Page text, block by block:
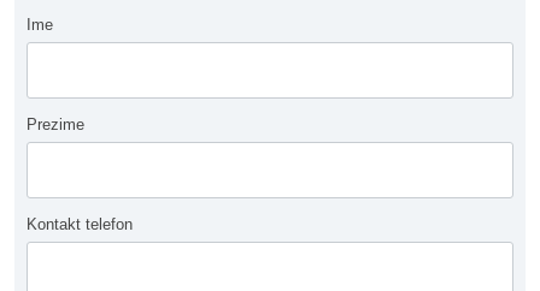
Ime
Prezime
Kontakt telefon